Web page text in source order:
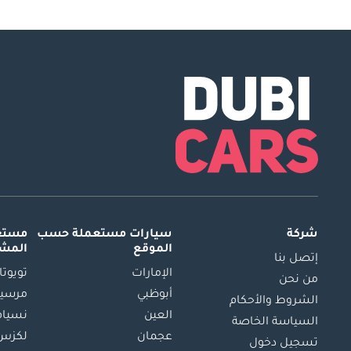
شركة
إتصل بنا
من نحن
الشروط والأحكام
السياسة الخاصة
تسجيل دخول
سيارات مستعملة حسب
الموقع
الإمارات
أبوظبي
العين
عجمان
تويوتا